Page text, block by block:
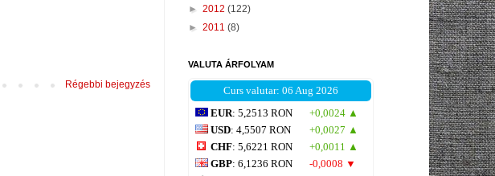
Régebbi bejegyzés
► 2012 (122)
► 2011 (8)
VALUTA ÁRFOLYAM
Curs valutar: 06 Aug 2026
EUR: 5,2513 RON
+0,0024 ▲
USD: 4,5507 RON
+0,0027 ▲
CHF: 5,6221 RON
+0,0011 ▲
GBP: 6,1236 RON
-0,0008 ▼